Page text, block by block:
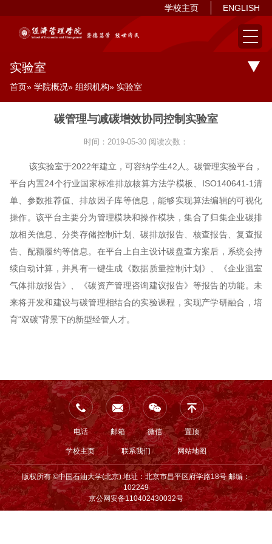
ENGLISH
学校主页
实验室
首页» 学院概况» 组织机构» 实验室
碳管理与减碳增效协同控制实验室
时间：2019-05-30 阅读次数：
该实验室于2022年建立，可容纳学生42人。碳管理实验平台，
平台内置24个行业国家标准排放核算方法学模板、ISO140641-1清
单、参数推荐值、排放因子库等信息，能够实现算法编辑的可视化
操作。该平台主要分为管理模块和操作模块，集合了归集企业碳排
放相关信息、分类存储控制计划、碳排放报告、核查报告、复查报
告、配额履约等信息。在平台上自主设计碳盘查方案后，系统会持
续自动计算，并具有一键生成《数据质量控制计划》、《企业温室
气体排放报告》、《碳资产管理咨询建议报告》等报告的功能。未
来将开发和建设与碳管理相结合的实验课程，实现产学研融合，培
育“双碳”背景下的新型经管人才。
电话 邮箱 微信 置顶
学校主页 联系我们 网站地图
版权所有 ©中国石油大学(北京) 地址：北京市昌平区府学路18号 邮编：
102249
京公网安备110402430032号